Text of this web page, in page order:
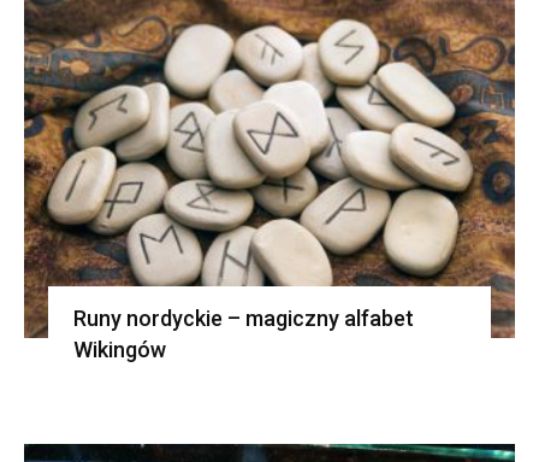
Runy nordyckie – magiczny alfabet
Wikingów